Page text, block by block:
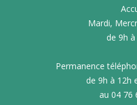
Mardi,
de 9h
Permanence
de 9h à 12h
au 04 76